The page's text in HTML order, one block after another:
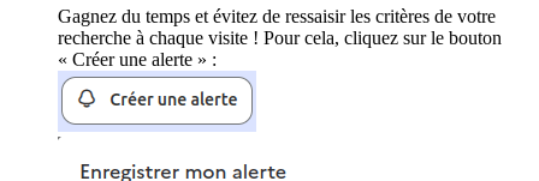
Gagnez du temps et évitez de ressaisir les critères de votre
recherche à chaque visite ! Pour cela, cliquez sur le bouton
« Créer une alerte » :